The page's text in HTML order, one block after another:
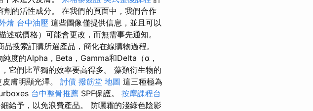
的活性成分。 在我們的頁面中，我們合作
燴 台中油壓 這些圖像僅提供信息，並且可以
述或價格）可能會更改，而無需事先通知。
搜索訂購所選產品，簡化在線購物過程。
度的Alpha，Beta，Gamma和Delta（α，
它們比單獨的效率要高得多。 藻類衍生物的
膚明顯光澤。 討債 撥筋堂 地圖 這三種極為
台中整骨推薦 SPF保護。 按摩課程台
給予，以免浪費產品。 防曬霜的淺綠色陰影